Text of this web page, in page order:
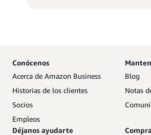
Conócenos
Acerca de Amazon Business
Historias de los clientes
Socios
Empleos
Blog
Notas
Déjanos ayudarte